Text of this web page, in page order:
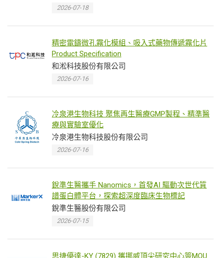
2026-07-18
精密電鑄微孔霧化模組、吸入式藥物傳遞霧化片
Product Specification
和淞科技股份有限公司
2026-07-16
冷泉港生物科技 聚焦再生醫療GMP製程、精準醫
療與實驗室優化
冷泉港生物科技股份有限公司
2026-07-16
銳準生醫攜手 Nanomics，首發AI 驅動次世代質
譜蛋白體平台，探索超深度臨床生物標記
銳準生醫股份有限公司
2026-07-15
思捷優達-KY (7829) 攜挪威頂尖研究中心簽MOU